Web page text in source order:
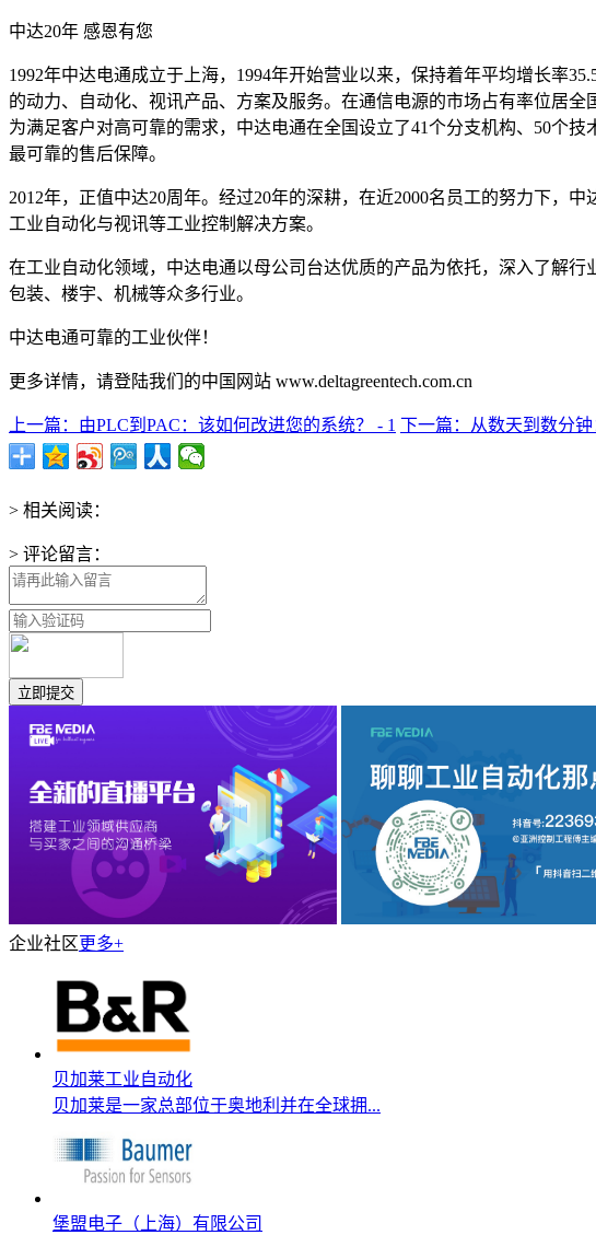
中达20年 感恩有您
1992年中达电通成立于上海，1994年开始营业以来，保持着年平均增长率
的动力、自动化、视讯产品、方案及服务。在通信电源的市场占有率位居全
为满足客户对高可靠的需求，中达电通在全国设立了41个分支机构、50个
最可靠的售后保障。
2012年，正值中达20周年。经过20年的深耕，在近2000名员工的努力下，
工业自动化与视讯等工业控制解决方案。
在工业自动化领域，中达电通以母公司台达优质的产品为依托，深入了解
包装、楼宇、机械等众多行业。
中达电通可靠的工业伙伴！
更多详情，请登陆我们的中国网站 www.deltagreentech.com.cn
上一篇：由PLC到PAC：该如何改进您的系统？ - 1 下一篇：从数天到数分
> 相关阅读：
> 评论留言：
企业社区更多+
贝加莱工业自动化
贝加莱是一家总部位于奥地利并在全球拥...
堡盟电子（上海）有限公司